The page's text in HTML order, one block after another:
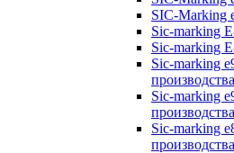
SIC-Marking
Sic-marking
Sic-marking
Sic-marking
Sic-marking
Sic-marking